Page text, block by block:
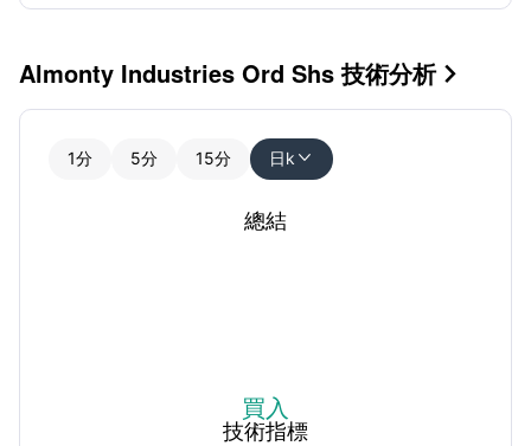
Almonty Industries Ord Shs 技術分析 
1分 5分 15分 日k 
技術指標
總結
買入